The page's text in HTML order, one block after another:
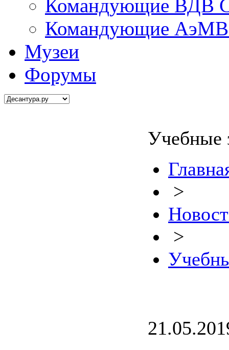
Командующие ВДВ
Командующие АэМВ
Музеи
Форумы
Учебные
>
>